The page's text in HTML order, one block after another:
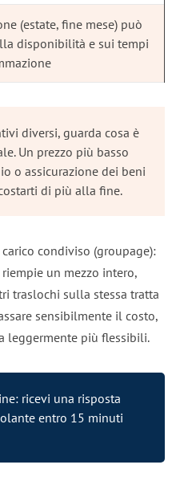
(estate, fine mese) può
disponibilità e sui tempi
diversi, guarda cosa è
Un prezzo più basso
o assicurazione dei beni
di più alla fine.
condiviso (groupage):
un mezzo intero,
traslochi sulla stessa tratta
sensibilmente il costo,
leggermente più flessibili.
ricevi una risposta
entro 15 minuti